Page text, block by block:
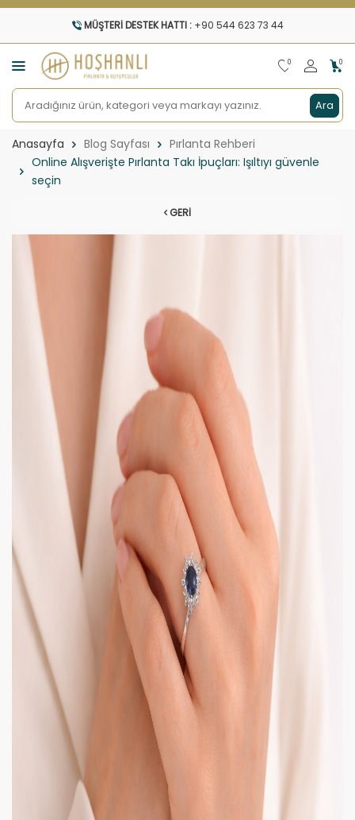
MÜŞTERI DESTEK HATTI : +90 544 623 73 44
Ara
0 0
Anasayfa Blog Sayfası
Pırlanta Rehberi
Online Alışverişte Pırlanta Takı İpuçları: Işıltıyı güvenle
seçin
GERI